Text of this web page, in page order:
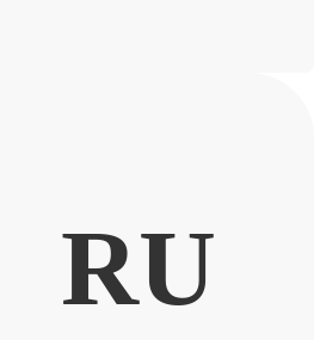
RU